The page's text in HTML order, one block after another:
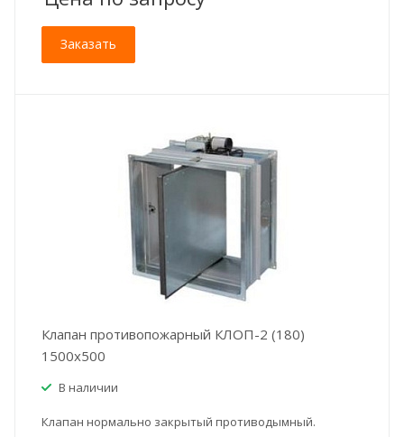
Заказать
Клапан противопожарный КЛОП-2 (180)
1500x500
В наличии
Клапан нормально закрытый противодымный.